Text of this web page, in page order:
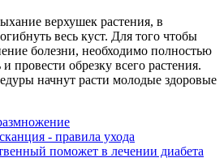
верхушек растения, в
весь куст. Для того чтобы
болезни, необходимо полностью
и провести обрезку всего растения.
начнут расти молодые здоровые
- правила ухода
поможет в лечении диабета